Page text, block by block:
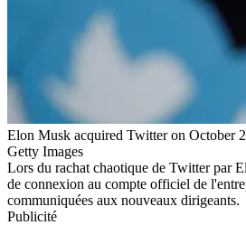
Elon Musk acquired Twitter on October
Getty Images
Lors du rachat chaotique de Twitter par
de connexion au compte officiel de
communiquées aux nouveaux dirigeants.
Publicité